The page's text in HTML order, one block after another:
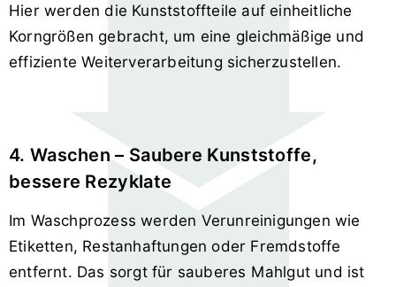
Hier werden die Kunststoffteile auf einheitliche
Korngrößen gebracht, um eine gleichmäßige und
effiziente Weiterverarbeitung sicherzustellen.
4. Waschen – Saubere Kunststoffe,
bessere Rezyklate
Im Waschprozess werden Verunreinigungen wie
Etiketten, Restanhaftungen oder Fremdstoffe
entfernt. Das sorgt für sauberes Mahlgut und ist